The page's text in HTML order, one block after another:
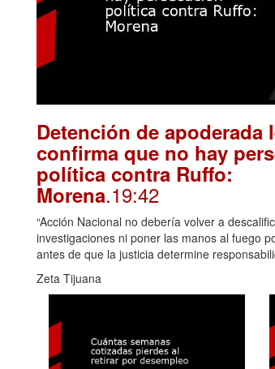
Detención de apoderada
confirma que no hay
política contra Ruffo:
Morena.19:42
“Acción Nacional no debería volver a
investigaciones ni poner las manos al fuego
antes de que la justicia determine
Zeta Tijuana